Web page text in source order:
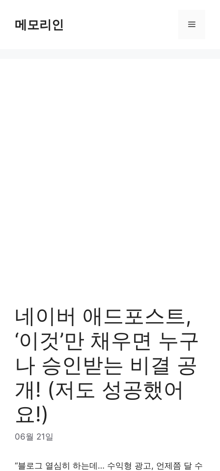
content메모리인 Menu
네이버 애드포스트,
‘이것’만 채우면 누구
나 승인받는 비결 공
개! (저도 성공했어
요!)
06월 21일
“블로그 열심히 하는데… 수익형 광고, 언제쯤 달 수